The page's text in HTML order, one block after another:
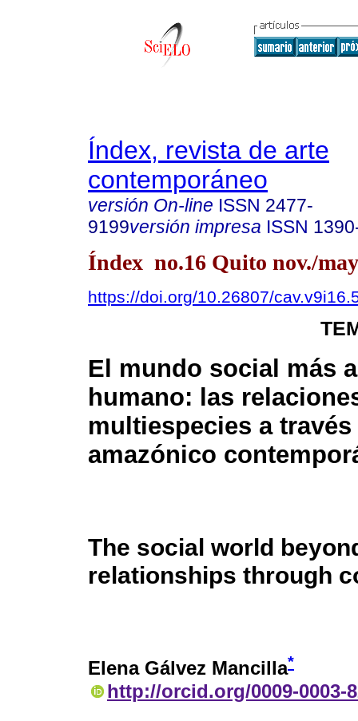
Índex, revista de arte
contemporáneo
versión On-line ISSN 2477-
9199versión impresa ISSN
Índex no.16 Quito nov./
https://doi.org/10.26807/
El mundo social más
humano: las
multiespecies a
amazónico
The social world
relationships through
Elena Gálvez Mancilla*
http://orcid.org/0009-0003-